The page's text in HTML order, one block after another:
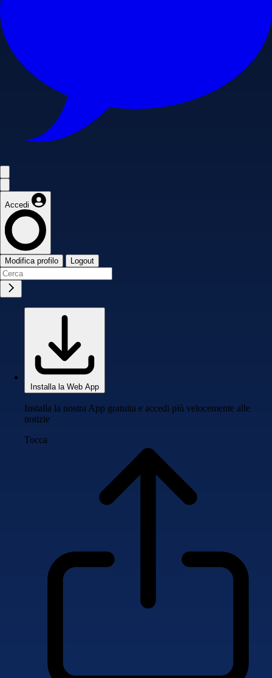
Accedi
Modifica profilo Logout
Installa la Web App
Installa la nostra App gratuita e accedi più velocemente alle
notizie
Tocca